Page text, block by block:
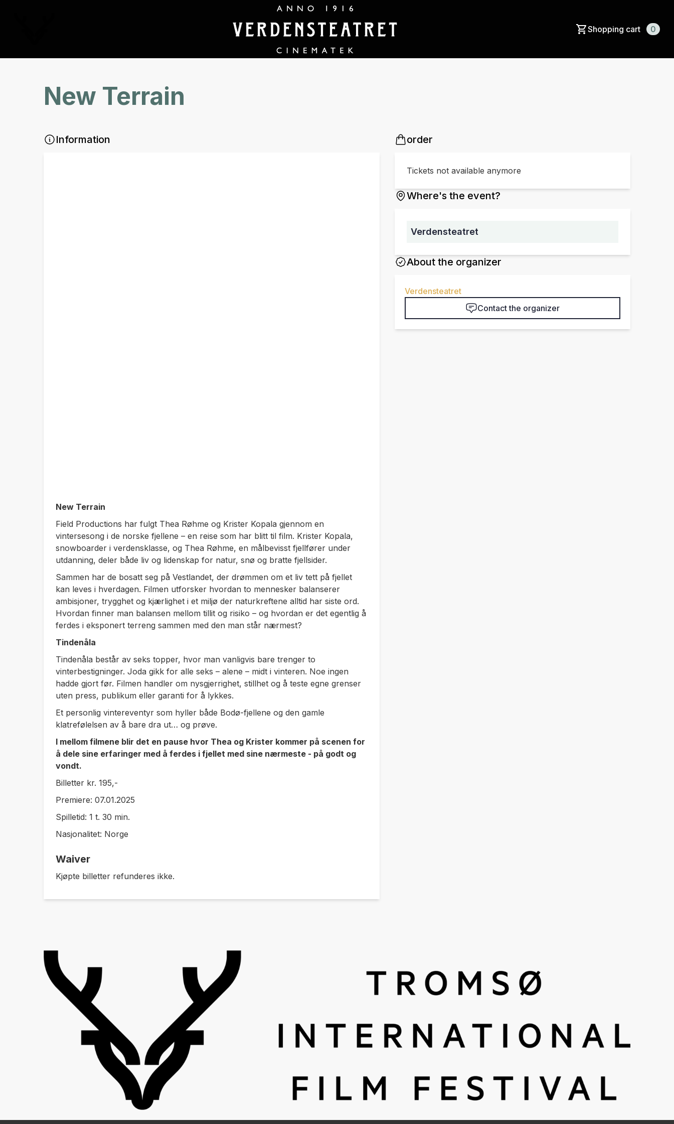
Shopping cart 0
New Terrain
Information
New Terrain
Field Productions har fulgt Thea Røhme og Krister Kopala gjennom en
vintersesong i de norske fjellene – en reise som har blitt til film. Krister Kopala,
snowboarder i verdensklasse, og Thea Røhme, en målbevisst fjellfører under
utdanning, deler både liv og lidenskap for natur, snø og bratte fjellsider.
Sammen har de bosatt seg på Vestlandet, der drømmen om et liv tett på fjellet
kan leves i hverdagen. Filmen utforsker hvordan to mennesker balanserer
ambisjoner, trygghet og kjærlighet i et miljø der naturkreftene alltid har siste ord.
Hvordan finner man balansen mellom tillit og risiko – og hvordan er det egentlig å
ferdes i eksponert terreng sammen med den man står nærmest?
Tindenåla
Tindenåla består av seks topper, hvor man vanligvis bare trenger to
vinterbestigninger. Joda gikk for alle seks – alene – midt i vinteren. Noe ingen
hadde gjort før. Filmen handler om nysgjerrighet, stillhet og å teste egne grenser
uten press, publikum eller garanti for å lykkes.
Et personlig vintereventyr som hyller både Bodø-fjellene og den gamle
klatrefølelsen av å bare dra ut… og prøve.
I mellom filmene blir det en pause hvor Thea og Krister kommer på scenen for
å dele sine erfaringer med å ferdes i fjellet med sine nærmeste - på godt og
vondt.
Billetter kr. 195,-
Premiere: 07.01.2025
Spilletid: 1 t. 30 min.
Nasjonalitet: Norge
Waiver
Kjøpte billetter refunderes ikke.
order
Tickets not available anymore
Where's the event?
Verdensteatret
About the organizer
Verdensteatret
Contact the organizer